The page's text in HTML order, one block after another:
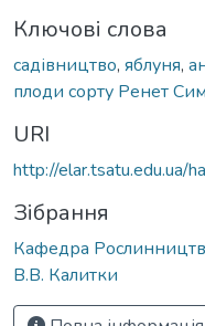
Ключові слова
садівництво, яблуня,
плоди сорту Ренет
URI
http://
Зібрання
Кафедра
В.В. Калитки